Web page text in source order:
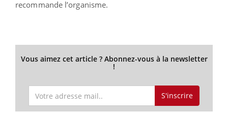
recommande l’organisme.
Vous aimez cet article ? Abonnez-vous à la newsletter
!
S'inscrire